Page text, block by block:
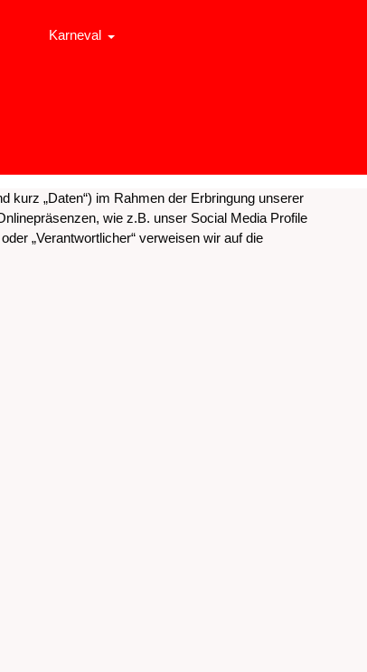
Karneval
kurz „Daten“) im Rahmen der Erbringung unserer
wie z.B. unser Social Media Profile
„Verantwortlicher“ verweisen wir auf die